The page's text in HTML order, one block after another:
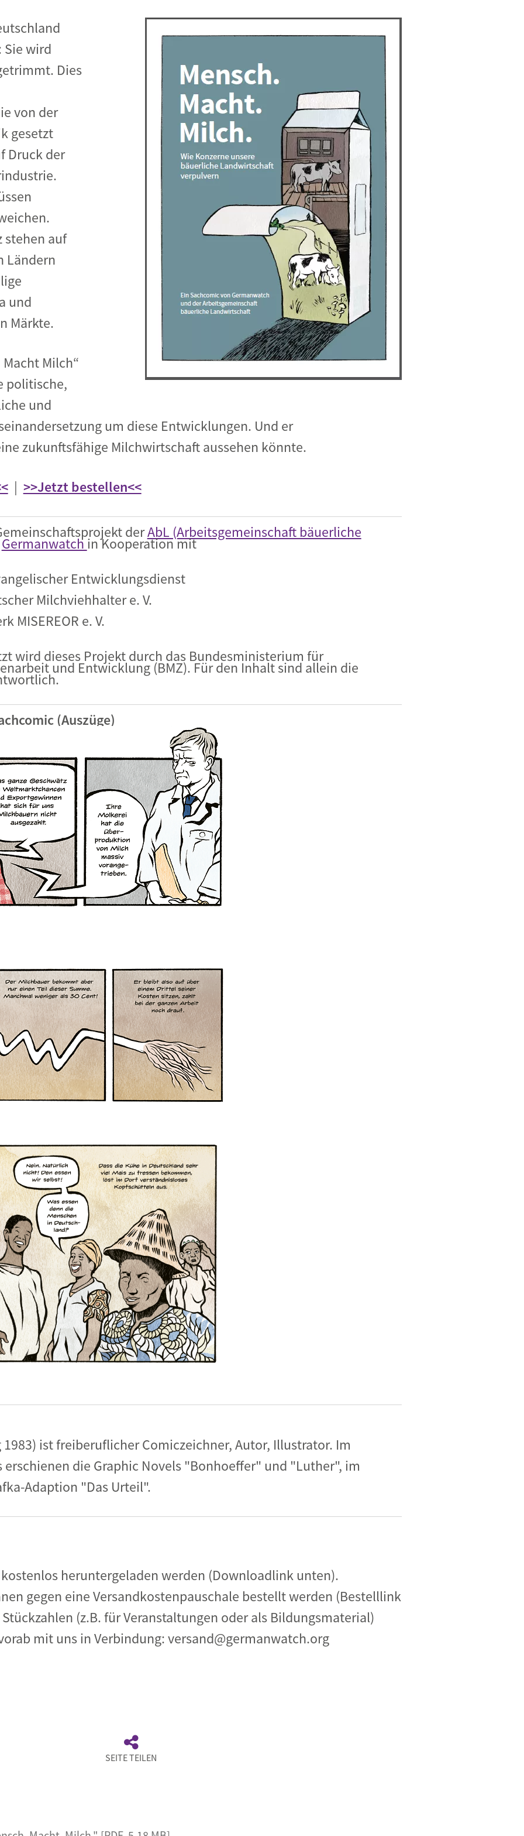
Begegnung und Dialog
Zukunftsfähige Digitalisierung
Klima- und Umweltklagen
Die Klimaklage: Saúl vs. RWE
Sie wird
Dies
von der
gesetzt
Druck der
stehen auf
Ländern
und
Märkte.
Milch“
politische,
und
um diese Entwicklungen. Und er
zukunftsfähige Milchwirtschaft aussehen könnte.
| >>Jetzt bestellen<<
derAbL (Arbeitsgemeinschaft bäuerliche
Germanwatch in Kooperation mit
Entwicklungsdienst
Milchviehhalter e. V.
MISEREOR e. V.
wird dieses Projekt durch das Bundesministerium für
und Entwicklung (BMZ). Für den Inhalt sind allein die
(Auszüge)
ist freiberuflicher Comiczeichner, Autor, Illustrator. Im
erschienen die Graphic Novels "Bonhoeffer" und "Luther", im
Adaption "Das Urteil".
heruntergeladen werden (Downloadlink unten).
gegen eine Versandkostenpauschale bestellt werden (Bestelllink
(z.B. für Veranstaltungen oder als Bildungsmaterial)
mit uns in Verbindung: versand@germanwatch.org
SEITE TEILEN